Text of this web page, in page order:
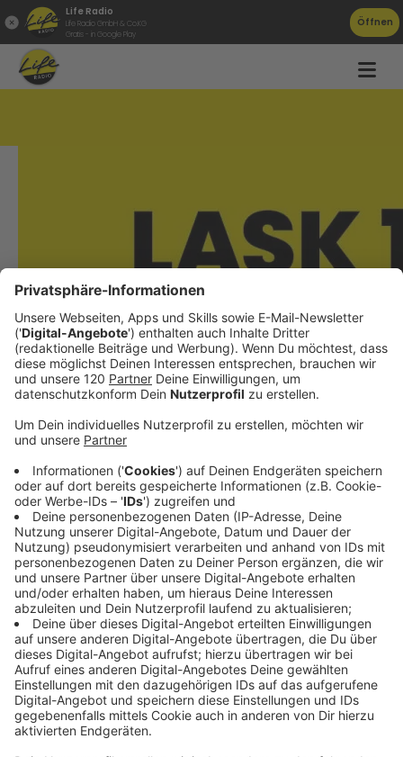
Life Radio
Life Radio GmbH & Co.KG
Gratis - in Google Play
Öffnen